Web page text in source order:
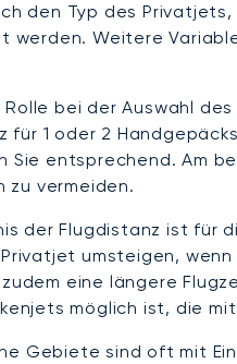
den Typ des
Weitere
bei der Auswahl
1 oder 2
entsprechend. Am
zu vermeiden.
der Flugdistanz ist für
umsteigen,
eine längere
möglich ist, die
Gebiete sind oft mit